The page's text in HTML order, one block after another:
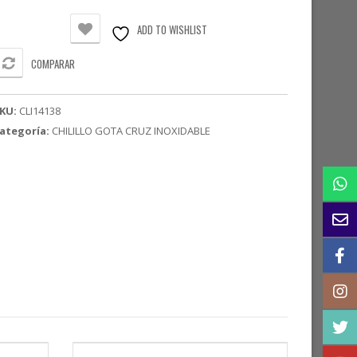
ADD TO WISHLIST
COMPARAR
CLI14138
CHILILLO GOTA CRUZ INOXIDABLE